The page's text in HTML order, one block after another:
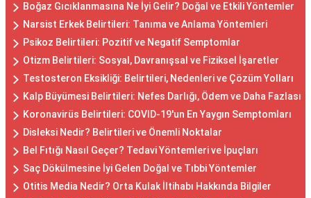
Boğaz Gıcıklanmasına Ne İyi Gelir? Doğal ve Etkili Yöntemler
Narsist Erkek Belirtileri: Tanıma ve Anlama Yöntemleri
Psikoz Belirtileri: Pozitif ve Negatif Semptomlar
Otizm Belirtileri: Sosyal, Davranışsal ve Fiziksel İşaretler
Testosteron Eksikliği: Belirtileri, Nedenleri ve Çözüm Yolları
Kalp Büyümesi Belirtileri: Nefes Darlığı, Ödem ve Daha Fazlası
Koronavirüs Belirtileri: COVID-19'un En Yaygın Semptomları
Disleksi Nedir? Belirtileri ve Önemli Noktalar
Bel Fıtığı Nasıl Geçer? Tedavi Yöntemleri ve İpuçları
Saç Dökülmesine İyi Gelen Doğal ve Tıbbi Yöntemler
Otitis Media Nedir? Orta Kulak İltihabı Hakkında Bilgiler